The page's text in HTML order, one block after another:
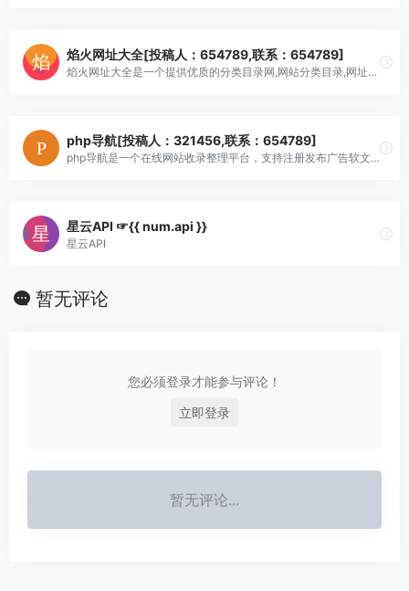
焰火网址大全[投稿人：654789,联系：654789]
焰火网址大全是一个提供优质的分类目录网,网站分类目录,网址目录提交,分类目录网站推荐,网站外链发布，需要推广网站，可以为各行业提供分类目录网,网站分类目录,网址
php导航[投稿人：321456,联系：654789]
php导航是一个在线网站收录整理平台，支持注册发布广告软文及外链、锚链接，为广大站长朋友和用户提供一个分享交流的平台
星云API ☞{{ num.api }}
星云API
暂无评论
您必须登录才能参与评论！
立即登录
暂无评论...